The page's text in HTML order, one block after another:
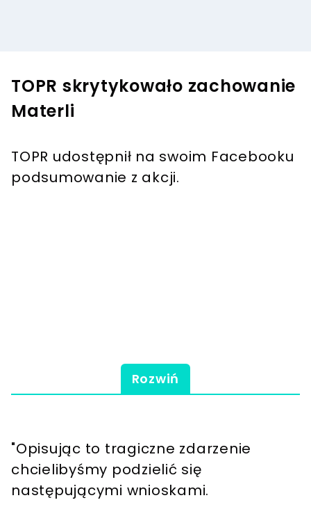
TOPR skrytykowało zachowanie
Materli
TOPR udostępnił na swoim Facebooku
podsumowanie z akcji.
Rozwiń
"Opisując to tragiczne zdarzenie
chcielibyśmy podzielić się
następującymi wnioskami.